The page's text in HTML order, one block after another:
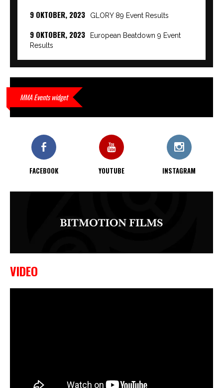
9 OKTOBER, 2023 GLORY 89 Event Results
9 OKTOBER, 2023
European Beatdown 9 Event
Results
9 OKTOBER, 2023
waar hij van gemaakt is…
KO bij CWA Lowlands 7
MMA Events widget
FACEBOOK YOUTUBE INSTAGRAM
VIDEO